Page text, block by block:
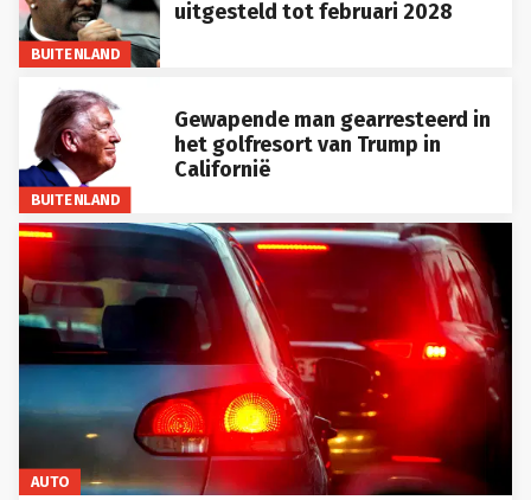
BUITENLAND
uitgesteld tot februari 2028
BUITENLAND
Gewapende man gearresteerd in
het golfresort van Trump in
Californië
AUTO